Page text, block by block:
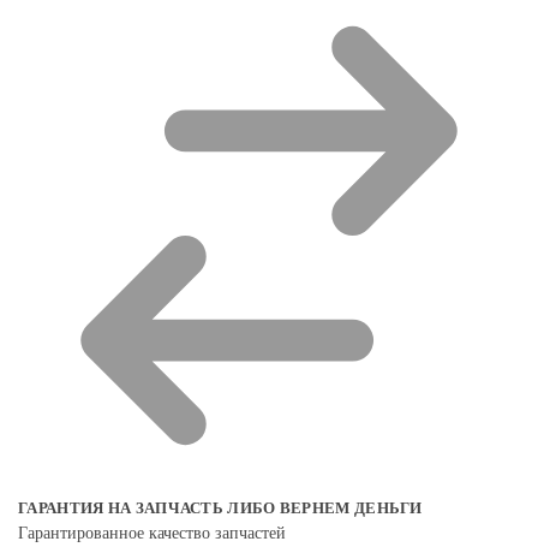
ГАРАНТИЯ НА ЗАПЧАСТЬ ЛИБО ВЕРНЕМ ДЕНЬГИ
Гарантированное качество запчастей